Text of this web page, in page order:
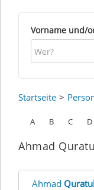
Vorname und/
Startseite
A B C D
Ahmad
Ahmad